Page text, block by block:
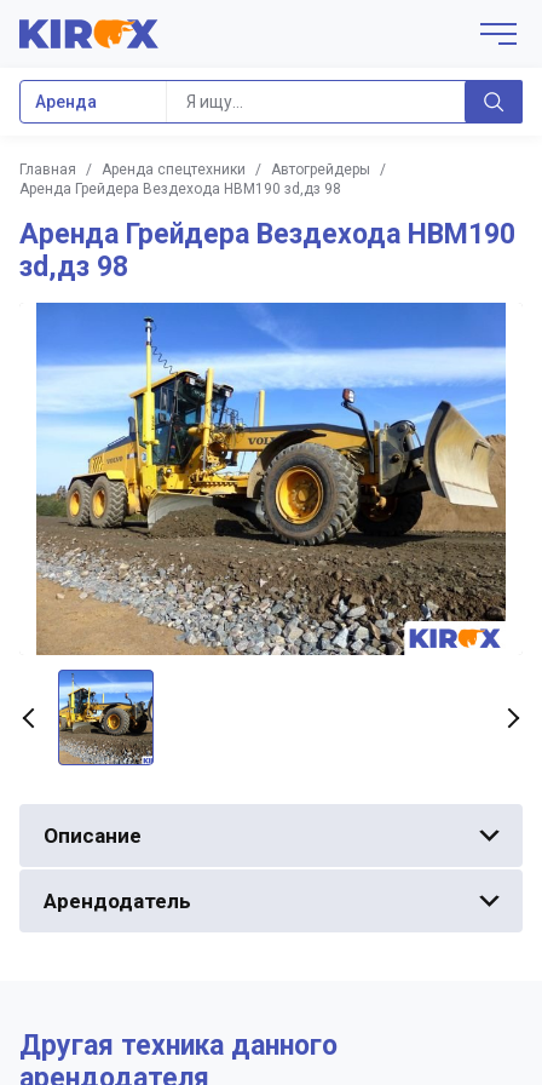
Аренда
Главная / Аренда спецтехники / Автогрейдеры
/
Аренда Грейдера Вездехода HBM190 зd,дз 98
Аренда Грейдера Вездехода HBM190
зd,дз 98
Описание
Арендодатель
Другая техника данного